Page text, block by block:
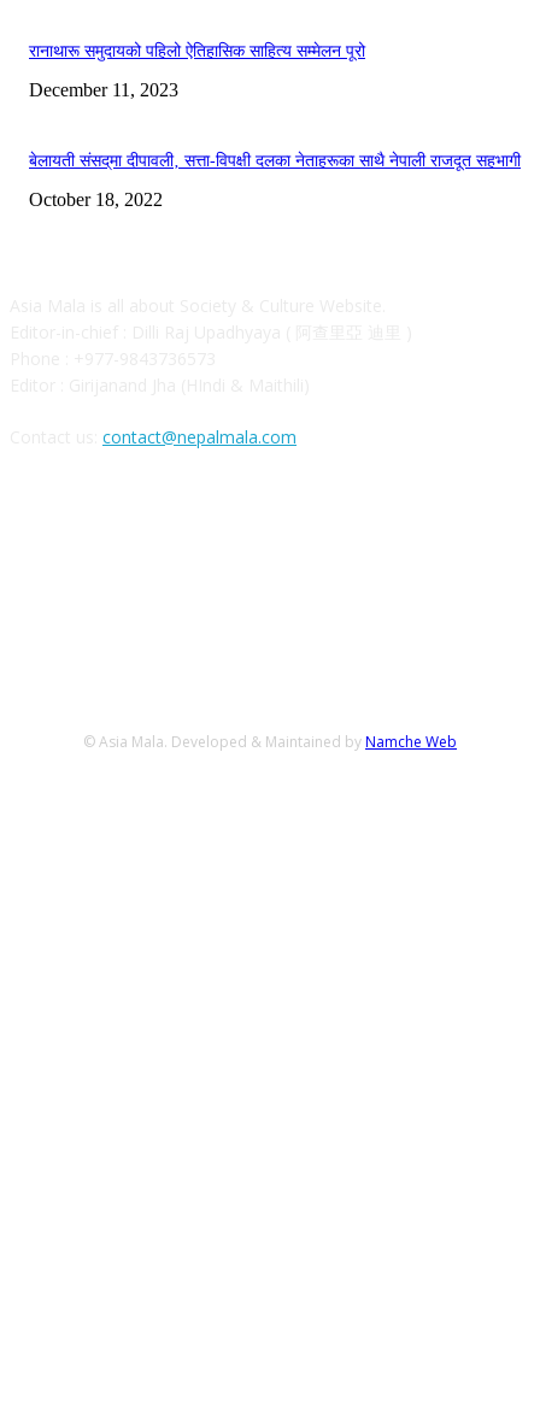
रानाथारू समुदायको पहिलो ऐतिहासिक साहित्य सम्मेलन पूरो
December 11, 2023
बेलायती संसद्‌मा दीपावली‚ सत्ता-विपक्षी दलका नेताहरूका साथै नेपाली राजदूत सहभागी
October 18, 2022
contact@nepalmala.com
© Asia Mala. Developed & Maintained byNamche Web